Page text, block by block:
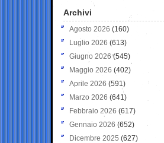
Archivi
Agosto 2026 (160)
Luglio 2026 (613)
Giugno 2026 (545)
Maggio 2026 (402)
Aprile 2026 (591)
Marzo 2026 (641)
Febbraio 2026 (617)
Gennaio 2026 (652)
Dicembre 2025 (627)